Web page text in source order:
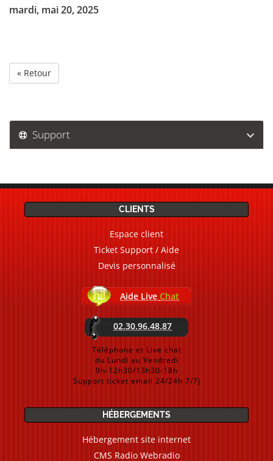
mardi, mai 20, 2025
« Retour
Support
CLIENTS
Espace client
Ticket Support / Aide
Devis personnalisé
Aide Live Chat
02.30.96.48.87
Téléphone et Live chat
du Lundi au Vendredi
9h-12h30/13h30-18h
Support ticket email 24/24h 7/7j
HÉBERGEMENTS
Hébergement site internet
CMS Radio Webradio